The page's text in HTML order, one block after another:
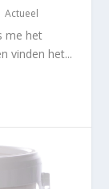
Actueel
me het
vinden het...